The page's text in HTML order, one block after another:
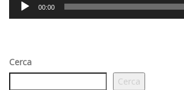
00:00
Cerca
Cerca